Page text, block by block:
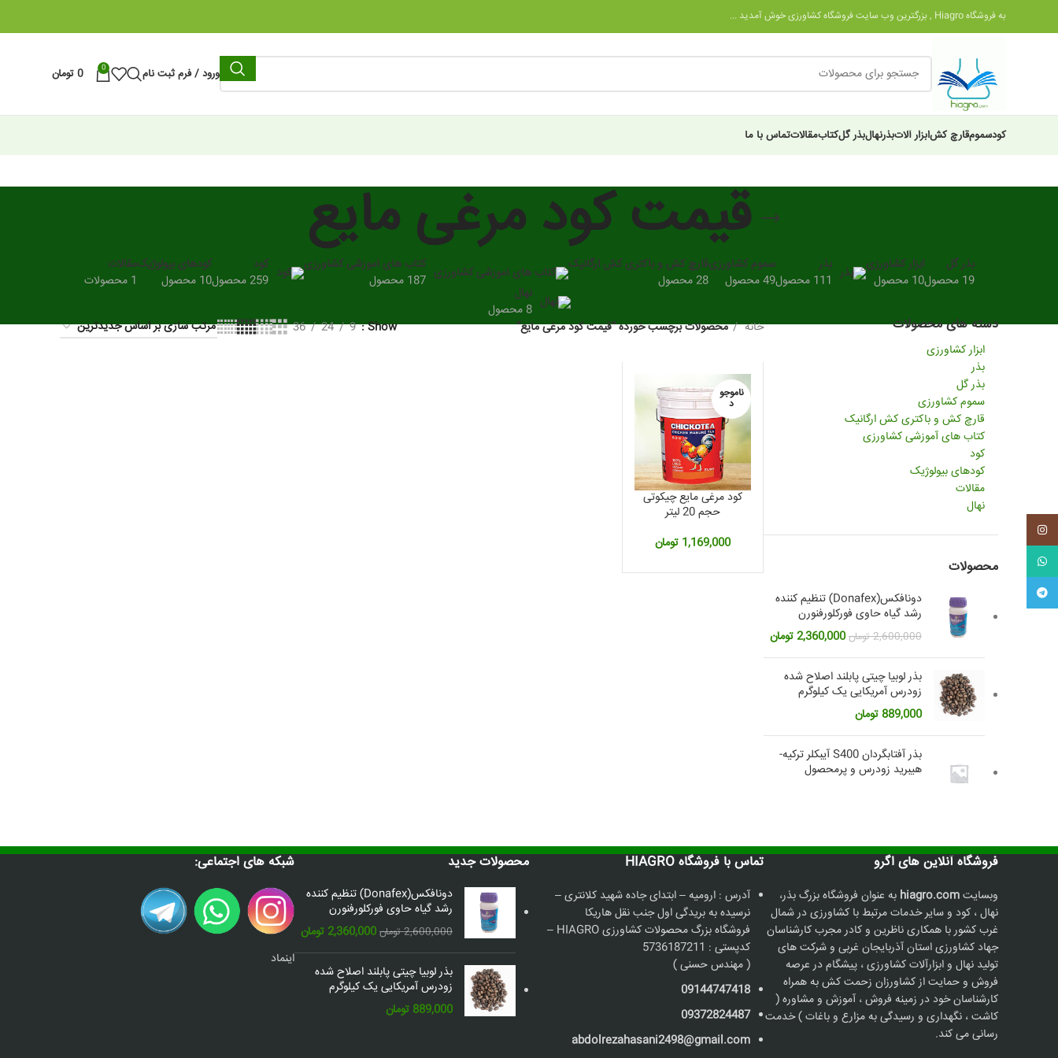
به فروشگاه Hiagro , بزرگترین وب سایت فروشگاه کشاورزی خوش آمدید ...
ورود / فرم ثبت نام 0
0 تومان
کودسمومقارچ کشابزار آلاتبذرنهالبذر گلکتابمقالاتتماس با ما
قیمت کود مرغی مایع
بذر گل
19 محصول
ابزار کشاورزی
10 محصول
بذر
111 محصول
سموم کشاورزی
49 محصول
قارچ کش و باکتری کش ارگانیک
28 محصول
کتاب های آموزشی کشاورزی
187 محصول
کود
259 محصول
کودهای بیولوژیک
10 محصول
مقالات
1 محصولات
نهال
8 محصول
دسته های محصولات
ابزار کشاورزی
بذر
بذر گل
سموم کشاورزی
قارچ کش و باکتری کش ارگانیک
کتاب های آموزشی کشاورزی
کود
کودهای بیولوژیک
مقالات
نهال
محصولات
دونافکس(Donafex) تنظیم کننده
رشد گیاه حاوی فورکلورفنورن
2,600,000 تومانقیمت
اصلی:
2,600,000 تومان
بود.
2,360,000تومانقیمت
فعلی:
بذر لوبیا چیتی پابلند اصلاح شده
زودرس آمریکایی یک کیلوگرم
889,000تومان
بذر آفتابگردان S400 آیبکلر ترکیه-
هیبرید زودرس و پرمحصول
خانه محصولات برچسب خورده “قیمت کود مرغی مایع” Show
9
24
36
ناموجو
د
کود مرغی مایع چیکوتی
حجم 20 لیتر
1,169,000 تومان
فروشگاه آنلاین های اگرو
وبسایتhiagro.com به عنوان فروشگاه بزرگ بذر،
نهال ، کود و سایر خدمات مرتبط با کشاورزی در شمال
غرب کشور با همکاری ناظرین و کادر مجرب کارشناسان
جهاد کشاورزی استان آذربایجان غربی و شرکت های
تولید نهال و ابزارآلات کشاورزی ، پیشگام در عرصه
فروش و حمایت از کشاورزان زحمت کش به همراه
کارشناسان خود در زمینه فروش ، آموزش و مشاوره (
کاشت ، نگهداری و رسیدگی به مزارع و باغات ) خدمت
رسانی می کند.
تماس با فروشگاه HIAGRO
آدرس : ارومیه – ابتدای جاده شهید کلانتری –
نرسیده به بریدگی اول جنب نقل هاریکا
فروشگاه بزرگ محصولات کشاورزی HIAGRO –
کدپستی : 5736187211
( مهندس حسنی )
09144747418
09372824487
abdolrezahasani2498@gmail.com
محصولات جدید
دونافکس(Donafex) تنظیم کننده
رشد گیاه حاوی فورکلورفنورن
2,600,000 تومان قیمت
اصلی:
2,600,000 تومان
بود.
2,360,000 تومانقیمت
فعلی:
2,360,000 تومان.
بذر لوبیا چیتی پابلند اصلاح شده
زودرس آمریکایی یک کیلوگرم
889,000 تومان
شبکه های اجتماعی:
اینماد
واتس آپ